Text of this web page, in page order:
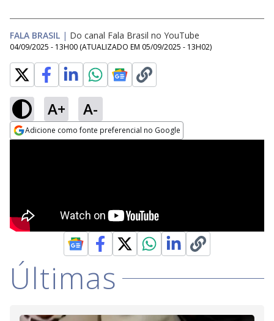
FALA BRASIL | Do canal Fala Brasil no YouTube
04/09/2025 - 13H00 (ATUALIZADO EM 05/09/2025 - 13H02)
A+ A-
Adicione como fonte preferencial no Google
Últimas